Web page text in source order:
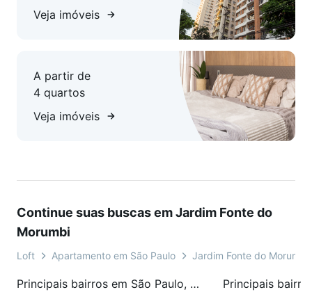
Veja imóveis
A partir de
4 quartos
Veja imóveis
Continue suas buscas em Jardim Fonte do
Morumbi
Loft Apartamento em São Paulo Jardim Fonte do Morumbi
Principais bairros em São Paulo, SP